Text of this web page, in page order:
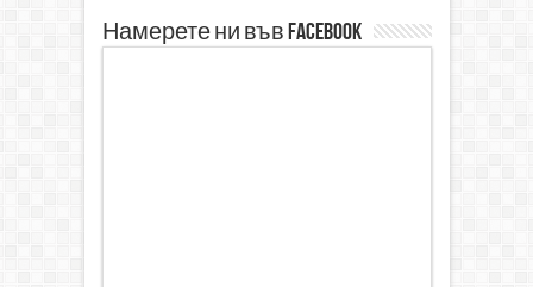
Намерете ни във Facebook